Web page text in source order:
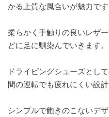
かる上質な風合いが魅力です
柔らかく手触りの良いレザ
どに足に馴染んでいきます。
ドライビングシューズとし
間の運転でも疲れにくい設計
シンプルで飽きのこないデ